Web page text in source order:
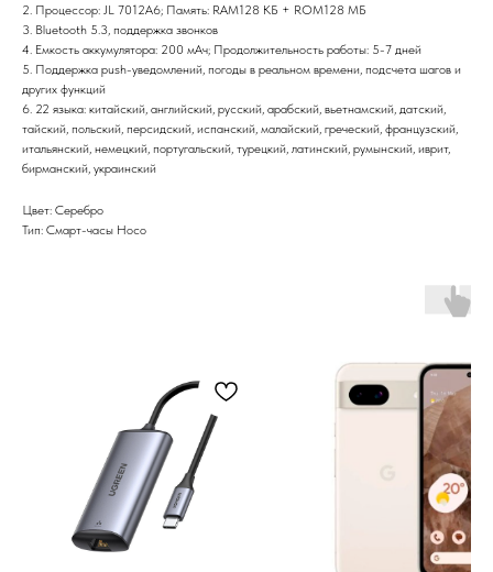
2. Процессор: JL 7012A6; Память: RAM128 КБ + ROM128 МБ
3. Bluetooth 5.3, поддержка звонков
4. Емкость аккумулятора: 200 мАч; Продолжительность работы: 5-7 дней
5. Поддержка push-уведомлений, погоды в реальном времени, подсчета шагов и
других функций
6. 22 языка: китайский, английский, русский, арабский, вьетнамский, датский,
тайский, польский, персидский, испанский, малайский, греческий, французский,
итальянский, немецкий, португальский, турецкий, латинский, румынский, иврит,
бирманский, украинский
Цвет: Серебро
Тип: Смарт-часы Hoco